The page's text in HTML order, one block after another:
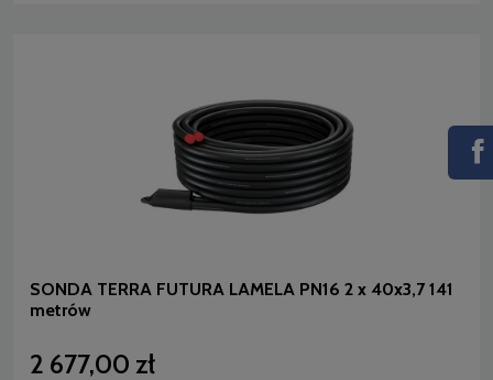
SONDA TERRA FUTURA LAMELA PN16 2 x 40x3,7 141
metrów
2 677,00 zł